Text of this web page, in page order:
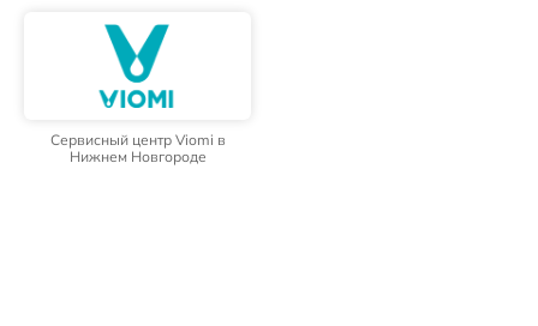
Сервисный центр Viomi в
Нижнем Новгороде